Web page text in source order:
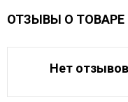
ОТЗЫВЫ О ТОВАРЕ
Нет